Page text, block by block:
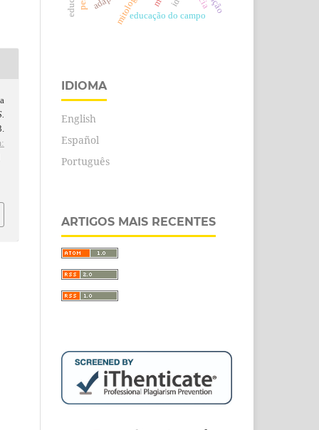
educação do campo
IDIOMA
English
Español
Português
ARTIGOS MAIS RECENTES